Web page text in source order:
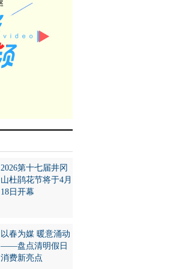
2026第十七届井冈
山杜鹃花节将于4月
18日开幕
以春为媒 暖意涌动
——盘点清明假日
消费新亮点